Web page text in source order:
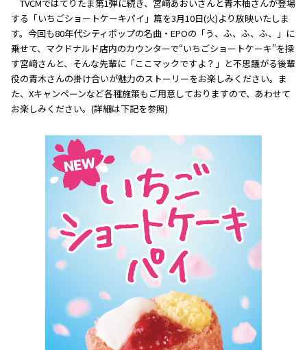
TVCMではてりたま第1弾に続き、宮﨑あおいさんと青木柚さんが登場
する「いちごショートケーキパイ」篇を3月10日(火)より放映いたしま
す。今回も80年代シティポップの名曲・EPOの「う、ふ、ふ、ふ、」に
乗せて、マクドナルド店内のカウンターで“いちごショートケーキ”を探
す宮﨑さんと、そんな先輩に「ここマックですよ？」と不思議がる後輩
役の青木さんの掛け合いが魅力のストーリーをお楽しみください。ま
た、Xキャンペーンなど各種施策もご用意しておりますので、あわせて
お楽しみください。(詳細は下記を参照)